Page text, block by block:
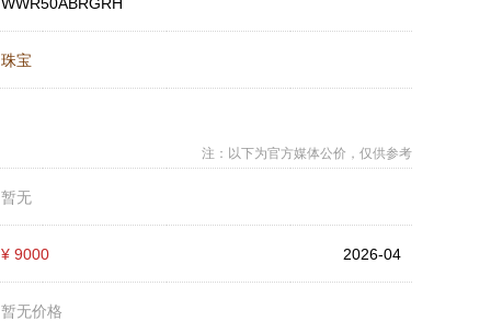
珠宝
注：以下为官方媒体公价，仅供参考
暂无
¥ 9000 2026-04
暂无价格